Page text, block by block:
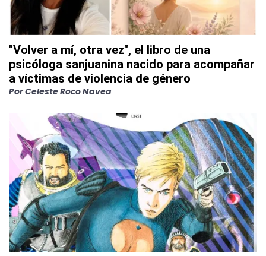
"Volver a mí, otra vez", el libro de una
psicóloga sanjuanina nacido para acompañar
a víctimas de violencia de género
PorCeleste Roco Navea